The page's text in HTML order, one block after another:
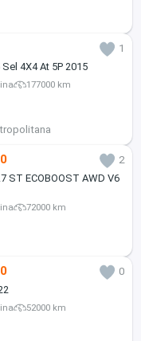
1
4X4 At 5P 2015
177000 km
2
ST ECOBOOST AWD V6
72000 km
0
52000 km